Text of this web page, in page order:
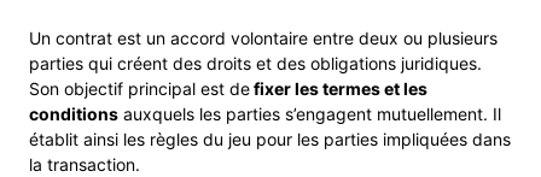
Un contrat est un accord volontaire entre deux ou plusieurs
parties qui créent des droits et des obligations juridiques.
Son objectif principal est defixer les termes et les
conditions auxquels les parties s’engagent mutuellement. Il
établit ainsi les règles du jeu pour les parties impliquées dans
la transaction.